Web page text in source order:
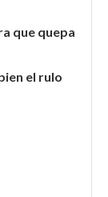
que quepa
el rulo